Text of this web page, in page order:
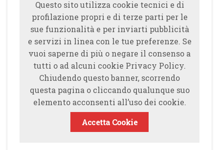
Questo sito utilizza cookie tecnici e di
profilazione propri e di terze parti per le
sue funzionalità e per inviarti pubblicità
e servizi in linea con le tue preferenze. Se
vuoi saperne di più o negare il consenso a
tutti o ad alcuni cookie Privacy Policy.
Chiudendo questo banner, scorrendo
questa pagina o cliccando qualunque suo
elemento acconsenti all’uso dei cookie.
Accetta Cookie